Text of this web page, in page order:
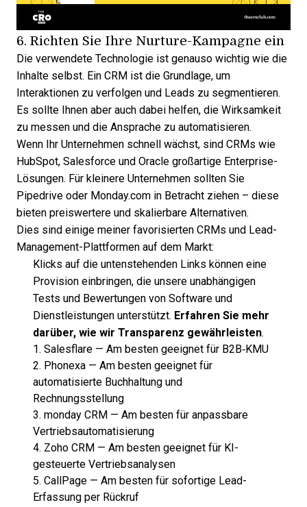
6. Richten Sie Ihre Nurture-Kampagne ein
Die verwendete Technologie ist genauso wichtig wie die
Inhalte selbst. Ein CRM ist die Grundlage, um
Interaktionen zu verfolgen und Leads zu segmentieren.
Es sollte Ihnen aber auch dabei helfen, die Wirksamkeit
zu messen und die Ansprache zu automatisieren.
Wenn Ihr Unternehmen schnell wächst, sind CRMs wie
HubSpot, Salesforce und Oracle großartige Enterprise-
Lösungen. Für kleinere Unternehmen sollten Sie
Pipedrive oder Monday.com in Betracht ziehen – diese
bieten preiswertere und skalierbare Alternativen.
Dies sind einige meiner favorisierten CRMs und Lead-
Management-Plattformen auf dem Markt:
Klicks auf die untenstehenden Links können eine
Provision einbringen, die unsere unabhängigen
Tests und Bewertungen von Software und
Dienstleistungen unterstützt. Erfahren Sie mehr
darüber, wie wir Transparenz gewährleisten.
1. Salesflare — Am besten geeignet für B2B‑KMU
2. Phonexa — Am besten geeignet für
automatisierte Buchhaltung und
Rechnungsstellung
3. monday CRM — Am besten für anpassbare
Vertriebsautomatisierung
4. Zoho CRM — Am besten geeignet für KI-
gesteuerte Vertriebsanalysen
5. CallPage — Am besten für sofortige Lead-
Erfassung per Rückruf